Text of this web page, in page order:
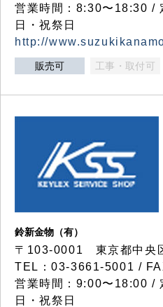
営業時間：8:30〜18:30 /
日・祝祭日
http://
販売可 工事・取付可
鈴新金物（有）
〒103-0001 東京都中央
TEL：03-3661-5001 /
営業時間：9:00〜18:00 /
日・祝祭日